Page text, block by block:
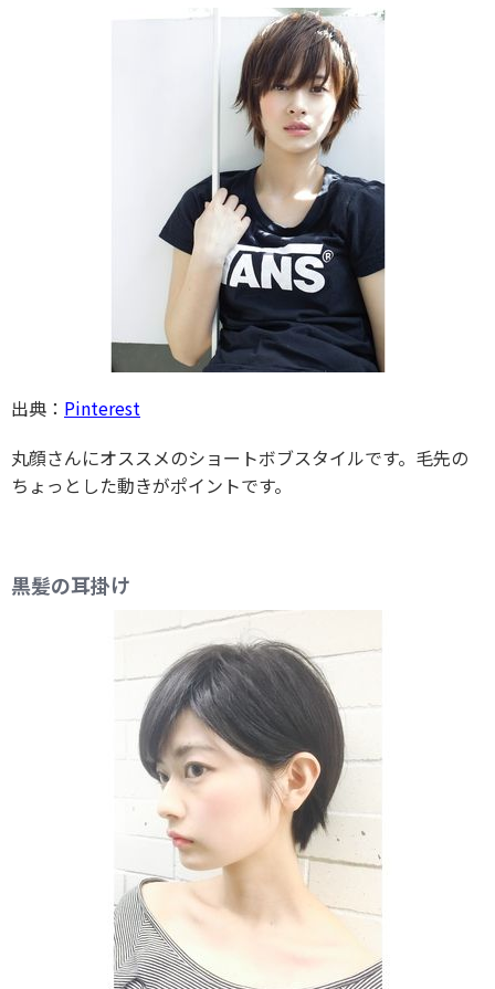
出典： Pinterest
丸顔さんにオススメのショートボブスタイルです。毛先の
ちょっとした動きがポイントです。
黒髪の耳掛け